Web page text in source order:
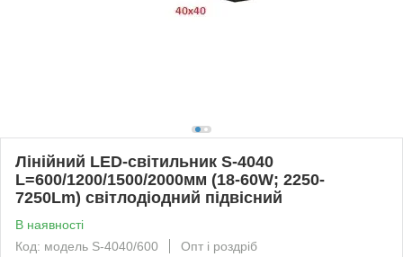
Лінійний LED-світильник S-4040
L=600/1200/1500/2000мм (18-60W; 2250-
7250Lm) світлодіодний підвісний
В наявності
Код: модель S-4040/600
Опт і роздріб